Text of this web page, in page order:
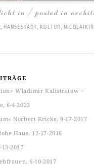
in / posted in
, HANSESTADT, KULTUR,
Wladimir Kalistratow ‒
6-4-2023
Norbert Kricke, 9-17-2017
Haus, 12-17-2016
2017
6-10-2017